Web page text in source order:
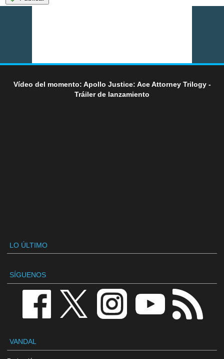
Vídeo del momento: Apollo Justice: Ace Attorney Trilogy -
Tráiler de lanzamiento
LO ÚLTIMO
SÍGUENOS
VANDAL